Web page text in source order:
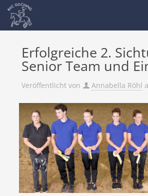
Erfolgreiche 2.
Senior Team und
Veröffentlicht von Annabella Röhl